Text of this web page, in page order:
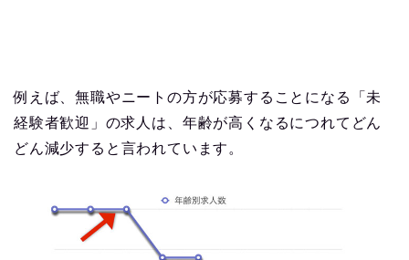
例えば、無職やニートの方が応募することになる「未
経験者歓迎」の求人は、年齢が高くなるにつれてどん
どん減少すると言われています。